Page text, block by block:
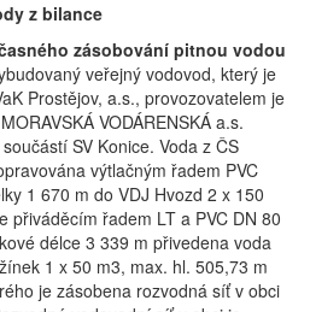
z bilance
zásobování pitnou vodou
veřejný vodovod, který je
Prostějov, a.s., provozovatelem je
VODÁRENSKÁ a.s.
SV Konice. Voda z ČS
výtlačným řadem PVC
1 670 m do VDJ Hvozd 2 x 150
přiváděcím řadem LT a PVC DN 80
délce 3 339 m přivedena voda
1 x 50 m3, max. hl. 505,73 m
je zásobena rozvodná síť v obci